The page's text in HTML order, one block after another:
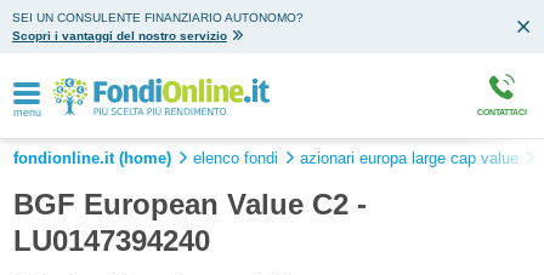
SEI UN CONSULENTE FINANZIARIO AUTONOMO?
Scopri i vantaggi del nostro servizio
menu CONTATTACI
fondionline.it (home) elenco fondi azionari europa large cap value
BGF European Value C2 -
LU0147394240